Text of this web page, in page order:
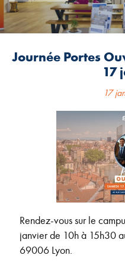
Journée Portes
17
17
Rendez-vous sur le
janvier de 10h à 15h30
69006 Lyon.